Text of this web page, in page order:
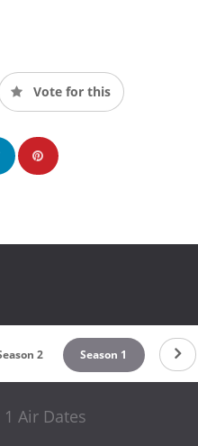
Vote for this
2 Season 1
Air Dates